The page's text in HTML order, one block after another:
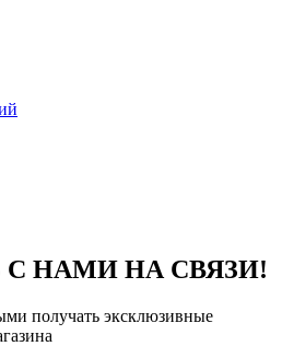
С НАМИ НА СВЯЗИ!
получать эксклюзивные